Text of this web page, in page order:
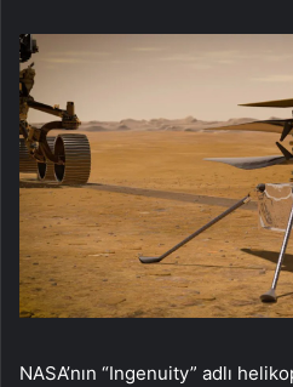
NASA’nın “Ingenuity” adlı